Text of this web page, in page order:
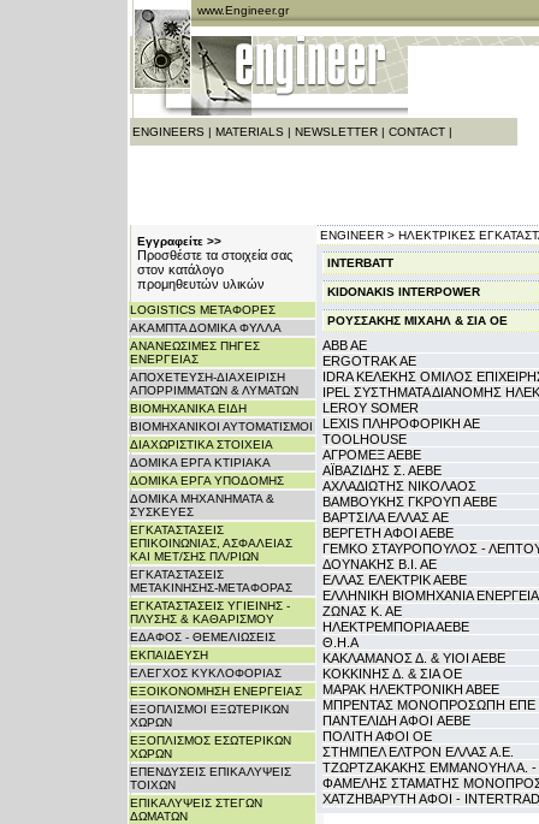
www.Engineer.gr
ENGINEERS | MATERIALS | NEWSLETTER| CONTACT|
Εγγραφείτε >>
Προσθέστε τα στοιχεία σας
στον κατάλογο
προμηθευτών υλικών
LOGISTICS ΜΕΤΑΦΟΡΕΣ
ΑΚΑΜΠΤΑ ΔΟΜΙΚΑ ΦΥΛΛΑ
ΑΝΑΝΕΩΣΙΜΕΣ ΠΗΓΕΣ
ΕΝΕΡΓΕΙΑΣ
ΑΠΟΧΕΤΕΥΣΗ-ΔΙΑΧΕΙΡΙΣΗ
ΑΠΟΡΡΙΜΜΑΤΩΝ & ΛΥΜΑΤΩΝ
ΒΙΟΜΗΧΑΝΙΚΑ ΕΙΔΗ
ΒΙΟΜΗΧΑΝΙΚΟΙ ΑΥΤΟΜΑΤΙΣΜΟΙ
ΔΙΑΧΩΡΙΣΤΙΚΑ ΣΤΟΙΧΕΙΑ
ΔΟΜΙΚΑ ΕΡΓΑ ΚΤΙΡΙΑΚΑ
ΔΟΜΙΚΑ ΕΡΓΑ ΥΠΟΔΟΜΗΣ
ΔΟΜΙΚΑ ΜΗΧΑΝΗΜΑΤΑ &
ΣΥΣΚΕΥΕΣ
ΕΓΚΑΤΑΣΤΑΣΕΙΣ
ΕΠΙΚΟΙΝΩΝΙΑΣ, ΑΣΦΑΛΕΙΑΣ
ΚΑΙ ΜΕΤ/ΣΗΣ ΠΛ/ΡΙΩΝ
ΕΓΚΑΤΑΣΤΑΣΕΙΣ
ΜΕΤΑΚΙΝΗΣΗΣ-ΜΕΤΑΦΟΡΑΣ
ΕΓΚΑΤΑΣΤΑΣΕΙΣ ΥΓΙΕΙΝΗΣ -
ΠΛΥΣΗΣ & ΚΑΘΑΡΙΣΜΟΥ
ΕΔΑΦΟΣ - ΘΕΜΕΛΙΩΣΕΙΣ
ΕΚΠΑΙΔΕΥΣΗ
ΕΛΕΓΧΟΣ ΚΥΚΛΟΦΟΡΙΑΣ
ΕΞΟΙΚΟΝΟΜΗΣΗ ΕΝΕΡΓΕΙΑΣ
ΕΞΟΠΛΙΣΜΟΙ ΕΞΩΤΕΡΙΚΩΝ
ΧΩΡΩΝ
ΕΞΟΠΛΙΣΜΟΣ ΕΣΩΤΕΡΙΚΩΝ
ΧΩΡΩΝ
ΕΠΕΝΔΥΣΕΙΣ ΕΠΙΚΑΛΥΨΕΙΣ
ΤΟΙΧΩΝ
ΕΠΙΚΑΛΥΨΕΙΣ ΣΤΕΓΩΝ
ΔΩΜΑΤΩΝ
ENGINEER > ΗΛΕΚΤΡΙΚΕΣ
INTERBATT
KIDONAKIS INTERPOWER
ΡΟΥΣΣΑΚΗΣ ΜΙΧΑΗΛ & ΣΙA ΟΕ
ABB AE
ERGOTRAK AE
IDRA ΚΕΛΕΚΗΣ ΟΜΙΛΟΣ
IPEL ΣΥΣΤΗΜΑΤΑ ΔΙΑΝΟΜΗΣ
LEROY SOMER
LEXIS ΠΛΗΡΟΦΟΡΙΚΗ ΑΕ
TOOLHOUSE
ΑΓΡΟΜΕΞ ΑΕΒΕ
ΑΪΒΑΖΙΔΗΣ Σ. ΑΕΒΕ
ΑΧΛΑΔΙΩΤΗΣ ΝΙΚΟΛΑΟΣ
ΒΑΜΒΟΥΚΗΣ ΓΚΡΟΥΠ ΑΕΒΕ
ΒΑΡΤΣΙΛΑ ΕΛΛΑΣ ΑΕ
ΒΕΡΓΕΤΗ ΑΦΟΙ ΑΕΒΕ
ΓΕΜΚΟ ΣΤΑΥΡΟΠΟΥΛΟΣ -
ΔΟΥΝΑΚΗΣ Β.Ι. ΑΕ
ΕΛΛΑΣ ΕΛΕΚΤΡΙΚ ΑΕΒΕ
ΕΛΛΗΝΙΚΗ ΒΙΟΜΗΧΑΝΙΑ
ΖΩΝΑΣ Κ. ΑΕ
ΗΛΕΚΤΡΕΜΠΟΡΙΑ ΑΕΒΕ
Θ.Η.Α
ΚΑΚΛΑΜΑΝΟΣ Δ. & ΥΙΟΙ ΑΕΒΕ
ΚΟΚΚΙΝΗΣ Δ. & ΣΙΑ ΟΕ
ΜΑΡΑΚ ΗΛΕΚΤΡΟΝΙΚΗ ΑΒΕΕ
ΜΠΡΕΝΤΑΣ ΜΟΝΟΠΡΟΣΩΠΗ ΕΠΕ
ΠΑΝΤΕΛΙΔΗ ΑΦΟΙ AEBE
ΠΟΛΙΤΗ ΑΦΟΙ ΟΕ
ΣΤΗΜΠΕΛ ΕΛΤΡΟΝ ΕΛΛΑΣ Α.Ε.
ΤΖΩΡΤΖΑΚΑΚΗΣ ΕΜΜΑΝΟΥΗΛ Α. -
ΦΑΜΕΛΗΣ ΣΤΑΜΑΤΗΣ
ΧΑΤΖΗΒΑΡΥΤΗ ΑΦΟΙ -